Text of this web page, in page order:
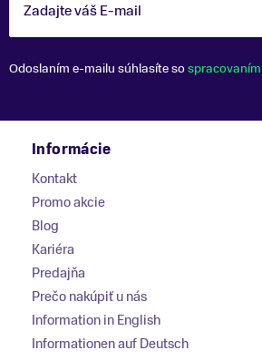
Zadajte váš E-mail
Odoslaním e-mailu súhlasíte so
Informácie
Kontakt
Promo akcie
Blog
Kariéra
Predajňa
Prečo nakúpiť u nás
Information in English
Informationen auf Deutsch